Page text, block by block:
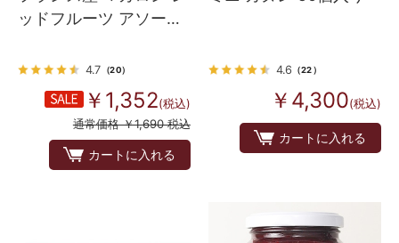
ッドフルーツ アソート
4.7 （20）
￥1,352(税込)
通常価格 ￥1,690 税込
カートに入れる
4.6 （22）
￥4,300(税込)
カートに入れる